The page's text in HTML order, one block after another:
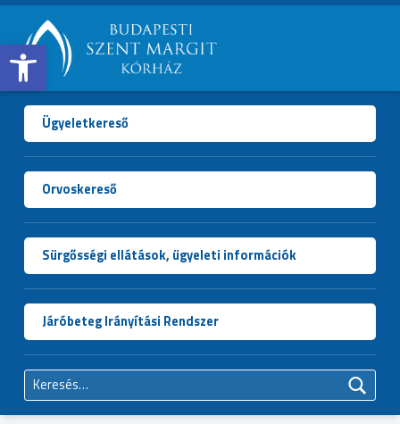
Open toolbar
BUDAPESTI
SZENT
MARGIT
KÓRHÁZ
Ügyeletkereső
Orvoskereső
Sürgősségi ellátások, ügyeleti információk
Járóbeteg Irányítási Rendszer
Keresés: